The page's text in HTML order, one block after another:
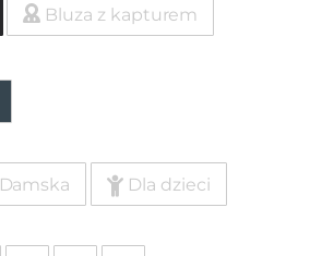
Bluza z kapturem
Damska Dla dzieci